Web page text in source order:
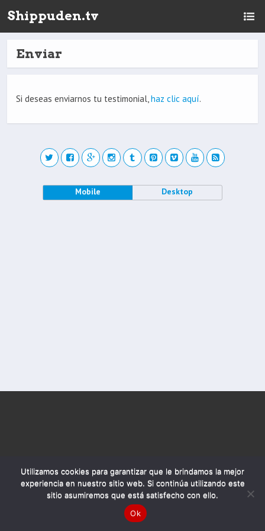
Shippuden.tv
Enviar
Si deseas enviarnos tu testimonial,haz clic aquí.
Utilizamos cookies para garantizar que le brindamos la mejor
experiencia en nuestro sitio web. Si continúa utilizando este
sitio asumiremos que está satisfecho con ello.
Ok
Mobile Desktop